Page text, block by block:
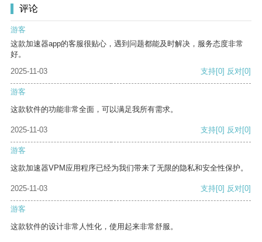
评论
游客
这款加速器app的客服很贴心，遇到问题都能及时解决，服务态度非常
好。
2025-11-03
支持[0] 反对[0]
游客
这款软件的功能非常全面，可以满足我所有需求。
2025-11-03 支持[0] 反对[0]
游客
这款加速器VPM应用程序已经为我们带来了无限的隐私和安全性保护。
2025-11-03 支持[0] 反对[0]
游客
这款软件的设计非常人性化，使用起来非常舒服。